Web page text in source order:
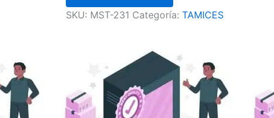
SKU: MST-231 Categoría:TAMICES